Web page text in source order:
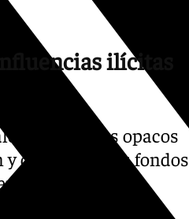
ilícitas
financieros opacos
y destino de los fondos
y del propio